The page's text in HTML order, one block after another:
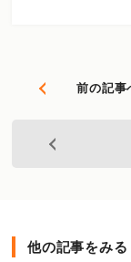
前の記事
他の記事をみる